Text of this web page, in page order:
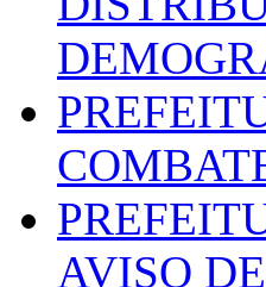
AVISO